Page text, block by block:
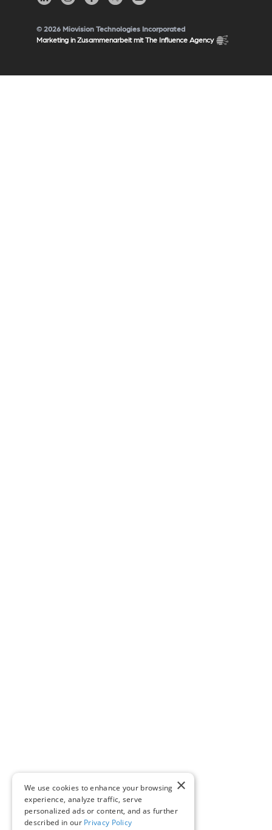
© 2026 Miovision Technologies Incorporated
Marketing in Zusammenarbeit mit The Influence Agency
×
We use cookies to enhance your browsing
experience, analyze traffic, serve
personalized ads or content, and as further
described in our Privacy Policy